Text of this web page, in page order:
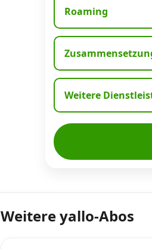
Roaming
Weitere
Weitere yallo-Abos